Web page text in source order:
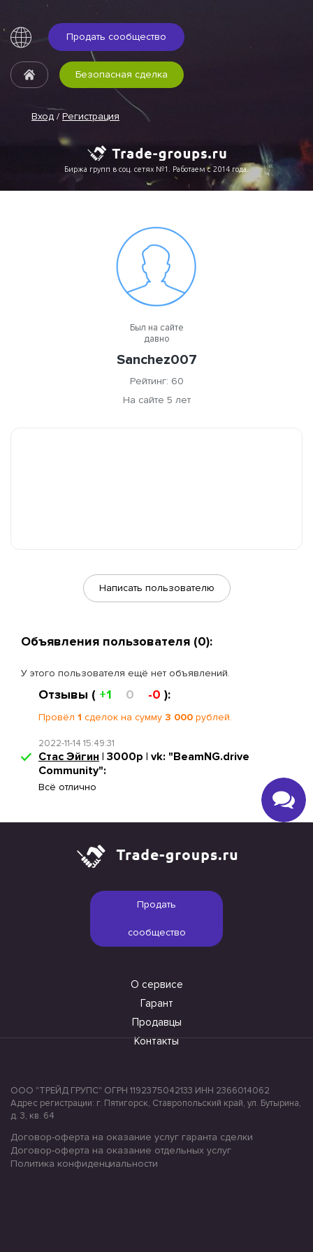
Продать сообщество
Вход / Регистрация
Безопасная сделка
Биржа групп в соц. сетях №1. Работаем с 2014 года.
Был на сайте
давно
Sanchez007
Рейтинг: 60
На сайте 5 лет
Написать пользователю
Объявления пользователя (0):
У этого пользователя ещё нет объявлений.
Отзывы ( +1 0 -0 ):
Провёл 1 сделок на сумму 3 000 рублей.
2022-11-14 15:49:31
Стас Эйгин | 3000р | vk: "BeamNG.drive
Community":
Всё отлично
Продать
сообщество
О сервисе
Гарант
Продавцы
Контакты
ООО "ТРЕЙД ГРУПС" ОГРН 1192375042133 ИНН 2366014062
Адрес регистрации: г. Пятигорск, Ставропольский край, ул. Бутырина,
д. 3, кв. 64
Договор-оферта на оказание услуг гаранта сделки
Договор-оферта на оказание отдельных услуг
Политика конфиденциальности